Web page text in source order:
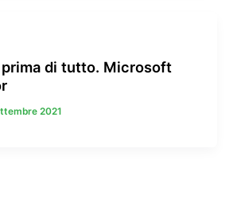
prima di tutto. Microsoft
2021